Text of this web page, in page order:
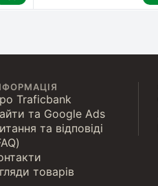
Traficbank
та Google Ads
та відповіді
товарів